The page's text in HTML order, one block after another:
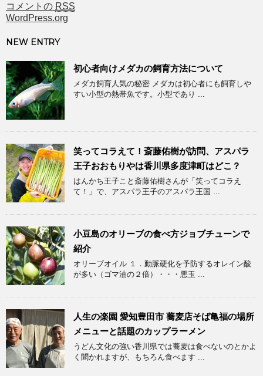
コメントの RSS
WordPress.org
NEW ENTRY
初心者向けメダカの飼育方法について
メダカ飼育人気の秘密 メダカは初心者にも飼育しや
すい小型の熱帯魚です。小型であり ...
笑ってコラえて！斎藤佑樹が訪問、アスパラ
王子おおもりやは香川県多度津町はどこ？
はんかち王子こと斎藤佑樹さんが「笑ってコラえ
て！」で、アスパラ王子のアスパラ王国 ...
小豆島のオリーブの食べ方ジョブチューンで
紹介
オリーブオイル １．動脈硬化を予防するオレイン酸
が多い（ゴマ油の２倍）・・・悪玉 ...
人生の楽園 愛知豊田市 蕎麦店そば亀福の場所
メニューと話題のカップラーメン
うどん文化の強い香川県では蕎麦は食べないのとかよ
く聞かれますが、もちろん食べます ...